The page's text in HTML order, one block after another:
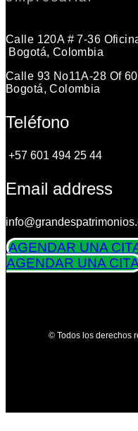
Calle 120A # 7-36
Bogotá, Colombia
Calle 93 No11A-28 Of
Bogotá, Colombia
Teléfono
+57 601 494 25 44
Email address
AGENDAR UNA
AGENDAR UNA
© Todos los derechos